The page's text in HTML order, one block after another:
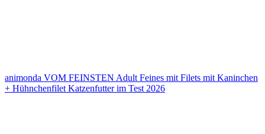
animonda VOM FEINSTEN Adult Feines mit Filets mit Kaninchen
+ Hühnchenfilet Katzenfutter im Test 2026